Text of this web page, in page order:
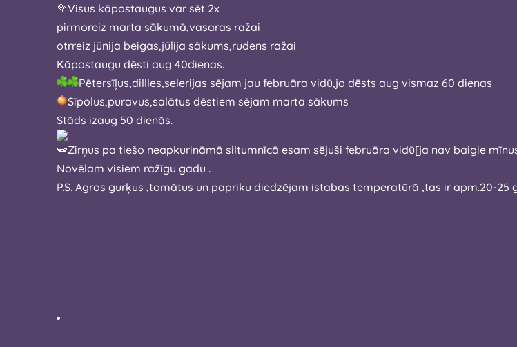
Visus kāpostaugus var sēt 2x
pirmoreiz marta sākumā,vasaras ražai
otrreiz jūnija beigas,jūlija sākums,rudens ražai
Kāpostaugu dēsti aug 40dienas.
Pētersīļus,dillles,selerijas sējam jau februāra vidū,jo dēsts aug vismaz 60 dienas
Sīpolus,puravus,salātus dēstiem sējam marta sākums
Stāds izaug 50 dienās.
Zirņus pa tiešo neapkurināmā siltumnīcā esam sējuši februāra vidū[ja nav baigie
Novēlam visiem ražīgu gadu .
P.S. Agros gurķus ,tomātus un papriku diedzējam istabas temperatūrā ,tas ir apm.20-25